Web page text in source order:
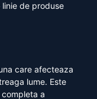
linie de produse
care afecteaza
lume. Este
a